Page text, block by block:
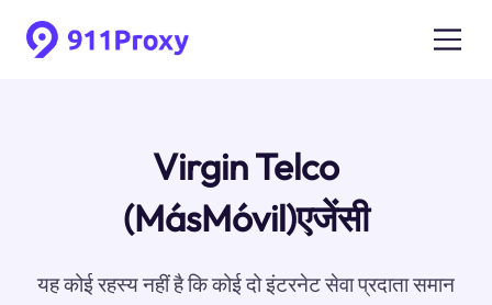
Virgin Telco
(MásMóvil)एजेंसी
यह कोई रहस्य नहीं है कि कोई दो इंटरनेट सेवा प्रदाता समान